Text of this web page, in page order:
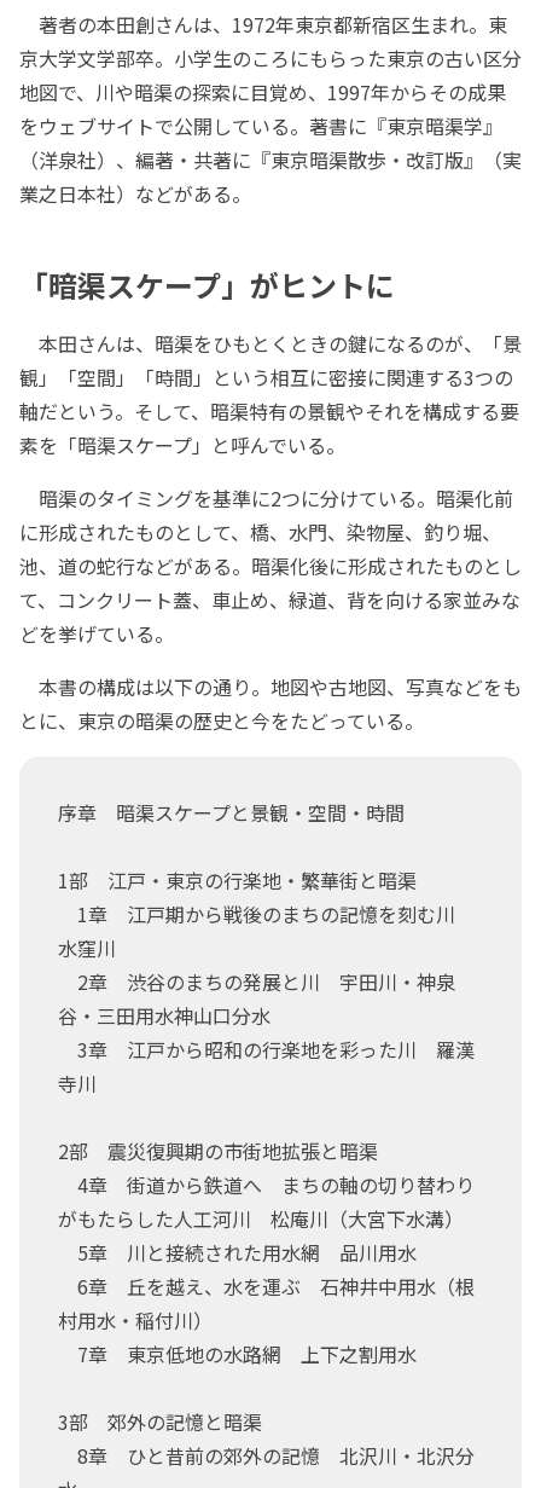
著者の本田創さんは、1972年東京都新宿区生まれ。東
京大学文学部卒。小学生のころにもらった東京の古い区分
地図で、川や暗渠の探索に目覚め、1997年からその成果
をウェブサイトで公開している。著書に『東京暗渠学』
（洋泉社）、編著・共著に『東京暗渠散歩・改訂版』（実
業之日本社）などがある。
「暗渠スケープ」がヒントに
本田さんは、暗渠をひもとくときの鍵になるのが、「景
観」「空間」「時間」という相互に密接に関連する3つの
軸だという。そして、暗渠特有の景観やそれを構成する要
素を「暗渠スケープ」と呼んでいる。
暗渠のタイミングを基準に2つに分けている。暗渠化前
に形成されたものとして、橋、水門、染物屋、釣り堀、
池、道の蛇行などがある。暗渠化後に形成されたものとし
て、コンクリート蓋、車止め、緑道、背を向ける家並みな
どを挙げている。
本書の構成は以下の通り。地図や古地図、写真などをも
とに、東京の暗渠の歴史と今をたどっている。
序章 暗渠スケープと景観・空間・時間
1部 江戸・東京の行楽地・繁華街と暗渠
1章 江戸期から戦後のまちの記憶を刻む川
水窪川
2章 渋谷のまちの発展と川 宇田川・神泉
谷・三田用水神山口分水
3章 江戸から昭和の行楽地を彩った川 羅漢
寺川
2部 震災復興期の市街地拡張と暗渠
4章 街道から鉄道へ まちの軸の切り替わり
がもたらした人工河川 松庵川（大宮下水溝）
5章 川と接続された用水網 品川用水
6章 丘を越え、水を運ぶ 石神井中用水（根
村用水・稲付川）
7章 東京低地の水路網 上下之割用水
3部 郊外の記憶と暗渠
8章 ひと昔前の郊外の記憶 北沢川・北沢分